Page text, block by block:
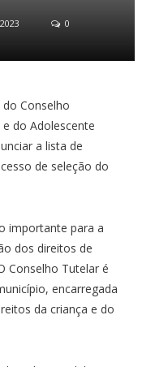
0
Conselho
do Adolescente
a lista de
de seleção do
importante para a
dos direitos de
Conselho Tutelar é
encarregada
da criança e do